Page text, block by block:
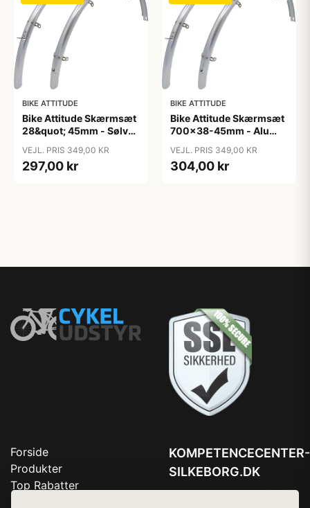
BIKE ATTITUDE
Bike Attitude Skærmsæt
28&quot; 45mm - Sølv
tilbehørstivere)
VEJL. PRIS 349,00 KR
297,00 kr
BIKE ATTITUDE
Bike Attitude Skærmsæt
700x38-45mm - Alu
VEJL. PRIS 349,00 KR
304,00 kr
Forside
Produkter
Top Rabatter
KOMPETENCECENTER-
SILKEBORG.DK